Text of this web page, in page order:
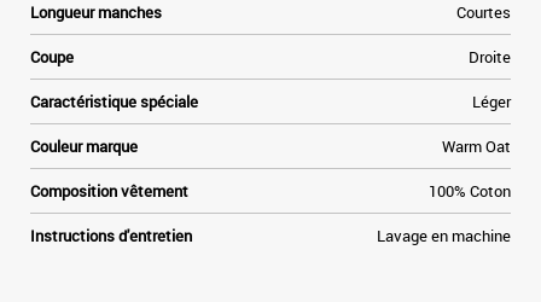
Longueur manches Courtes
Coupe Droite
Caractéristique spéciale Léger
Couleur marque Warm Oat
Composition vêtement 100% Coton
Instructions d'entretien Lavage en machine